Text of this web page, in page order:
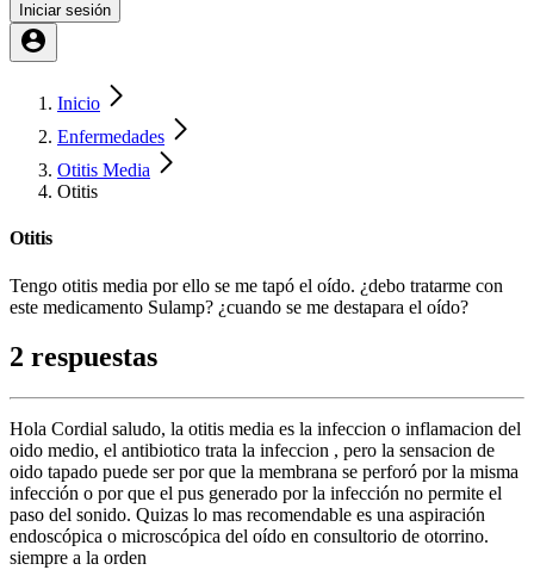
Iniciar sesión
Inicio
Enfermedades
Otitis Media
Otitis
Otitis
Tengo otitis media por ello se me tapó el oído. ¿debo tratarme con
este medicamento Sulamp? ¿cuando se me destapara el oído?
2 respuestas
Hola Cordial saludo, la otitis media es la infeccion o inflamacion del
oido medio, el antibiotico trata la infeccion , pero la sensacion de
oido tapado puede ser por que la membrana se perforó por la misma
infección o por que el pus generado por la infección no permite el
paso del sonido. Quizas lo mas recomendable es una aspiración
endoscópica o microscópica del oído en consultorio de otorrino.
siempre a la orden